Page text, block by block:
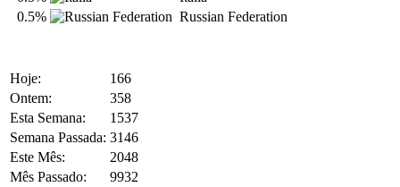
0.5%
Russian Federation
Hoje:
166
Ontem:
358
Esta Semana:
1537
Semana Passada: 3146
Este Mês:
2048
Mês Passado:
9932